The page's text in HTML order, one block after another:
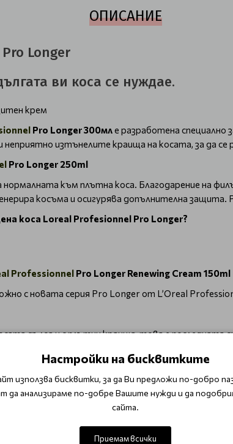
ОПИСАНИЕ
Longer
ви коса се нуждае.
крем
Pro Longer 300мле разработена специално
изтънелите краища на косата, за да се
Pro Longer 250ml
към плътна коса. Благодарение на
косъма и осигурява допълнителна
коса Loreal Profesionnel Pro Longer?
Professionnel Pro Longer Renewing Cream 150ml
с новата серия Pro Longer от L’Oreal
дълга и с плътни краища, това е
230 °C и има лека текстура. Косъмът е
този крем перфектен за дълга коса.
с кърпа коса по дължините и краищата.
Настройки на бисквитките
използва бисквитки, за да Ви предложи по-добро
да анализираме по-добре Вашите нужди и да
сайта.
Приемам всички